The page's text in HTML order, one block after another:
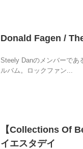
Donald Fagen /
Steely Danのメンバーであ
ルバム。ロックファン...
【Collections Of
イエスタデイ